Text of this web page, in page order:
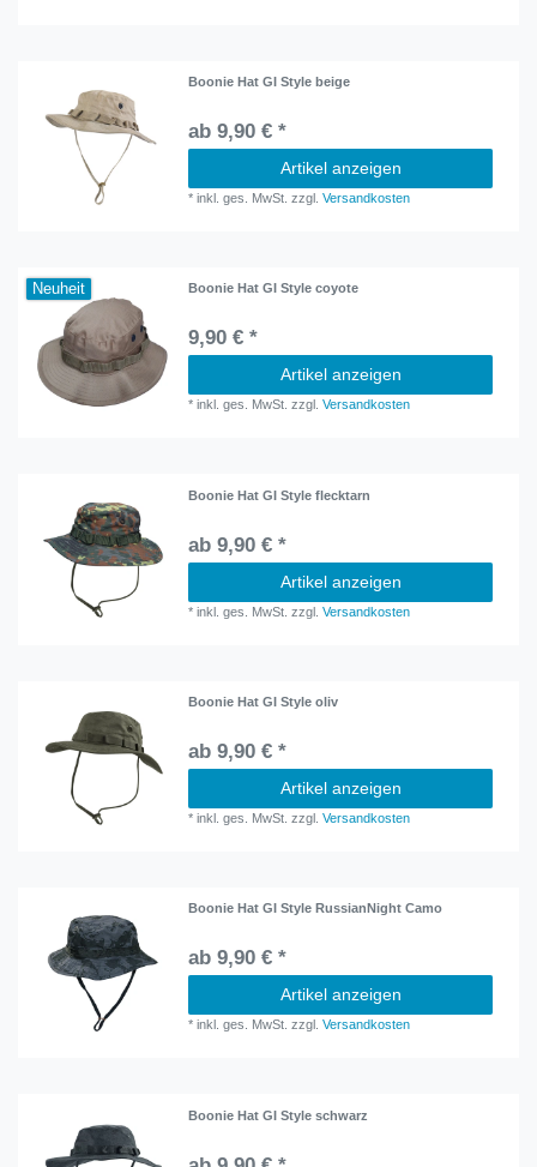
Boonie Hat GI Style beige
ab 9,90 € *
Artikel anzeigen
*inkl. ges. MwSt. zzgl.Versandkosten
Neuheit Boonie Hat GI Style coyote
9,90 € *
Artikel anzeigen
*inkl. ges. MwSt. zzgl.Versandkosten
Boonie Hat GI Style flecktarn
ab 9,90 € *
Artikel anzeigen
*inkl. ges. MwSt. zzgl.Versandkosten
Boonie Hat GI Style oliv
ab 9,90 € *
Artikel anzeigen
*inkl. ges. MwSt. zzgl.Versandkosten
Boonie Hat GI Style RussianNight Camo
ab 9,90 € *
Artikel anzeigen
*inkl. ges. MwSt. zzgl.Versandkosten
Boonie Hat GI Style schwarz